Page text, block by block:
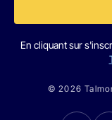
En cliquant sur
© 2026